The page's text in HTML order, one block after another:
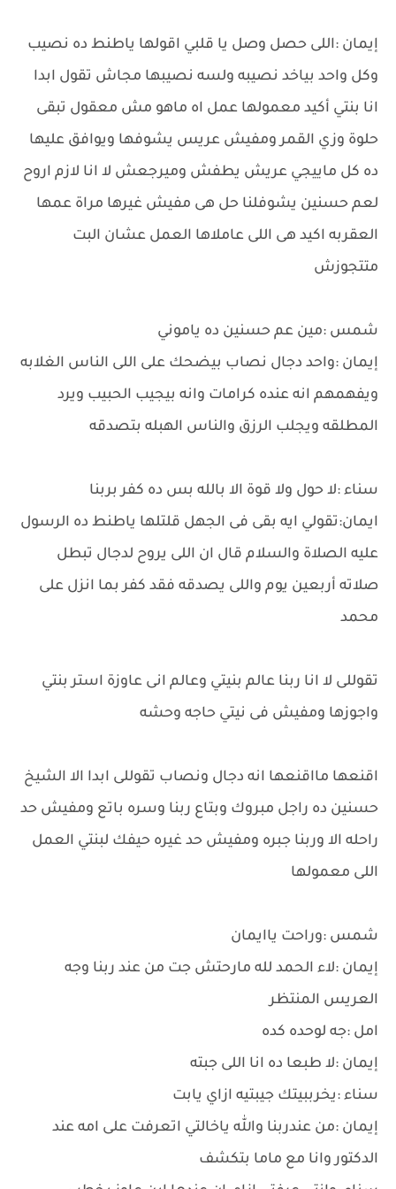
إيمان :اللى حصل وصل يا قلبي اقولها ياطنط ده نصيب
وكل واحد بياخد نصيبه ولسه نصيبها مجاش تقول ابدا
انا بنتي أكيد معمولها عمل اه ماهو مش معقول تبقى
حلوة وزي القمر ومفيش عريس يشوفها ويوافق عليها
ده كل ماييجي عريش يطفش وميرجعش لا انا لازم اروح
لعم حسنين يشوفلنا حل هى مفيش غيرها مراة عمها
العقربه اكيد هى اللى عاملاها العمل عشان البت
متتجوزش
شمس :مين عم حسنين ده ياموني
إيمان :واحد دجال نصاب بيضحك على اللى الناس الغلابه
ويفهمهم انه عنده كرامات وانه بيجيب الحبيب ويرد
المطلقه ويجلب الرزق والناس الهبله بتصدقه
سناء :لا حول ولا قوة الا بالله بس ده كفر بربنا
ايمان:تقولي ايه بقى فى الجهل قلتلها ياطنط ده الرسول
عليه الصلاة والسلام قال ان اللى يروح لدجال تبطل
صلاته أربعين يوم واللى يصدقه فقد كفر بما انزل على
محمد
تقوللى لا انا ربنا عالم بنيتي وعالم انى عاوزة استر بنتي
واجوزها ومفيش فى نيتي حاجه وحشه
اقنعها مااقنعها انه دجال ونصاب تقوللى ابدا الا الشيخ
حسنين ده راجل مبروك وبتاع ربنا وسره باتع ومفيش حد
راحله الا وربنا جبره ومفيش حد غيره حيفك لبنتي العمل
اللى معمولها
شمس :وراحت ياايمان
إيمان :لاء الحمد لله مارحتش جت من عند ربنا وجه
العريس المنتظر
امل :جه لوحده كده
إيمان :لا طبعا ده انا اللى جبته
سناء :يخرببيتك جيبتيه ازاي يابت
إيمان :من عندربنا والله ياخالتي اتعرفت على امه عند
الدكتور وانا مع ماما بتكشف